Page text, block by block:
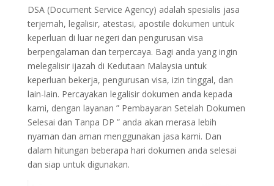
DSA (Document Service Agency) adalah spesialis jasa
terjemah, legalisir, atestasi, apostile dokumen untuk
keperluan di luar negeri dan pengurusan visa
berpengalaman dan terpercaya. Bagi anda yang ingin
melegalisir ijazah di Kedutaan Malaysia untuk
keperluan bekerja, pengurusan visa, izin tinggal, dan
lain-lain. Percayakan legalisir dokumen anda kepada
kami, dengan layanan ” Pembayaran Setelah Dokumen
Selesai dan Tanpa DP ” anda akan merasa lebih
nyaman dan aman menggunakan jasa kami. Dan
dalam hitungan beberapa hari dokumen anda selesai
dan siap untuk digunakan.